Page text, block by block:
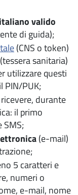
valido
di guida);
(CNS o token)
(tessera sanitaria)
utilizzare questi
PIN/PUK;
durante
il primo
(e-mail)
5 caratteri e
numeri o
e-mail, nome